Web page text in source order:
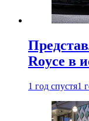
Royce в
1 год спустя1